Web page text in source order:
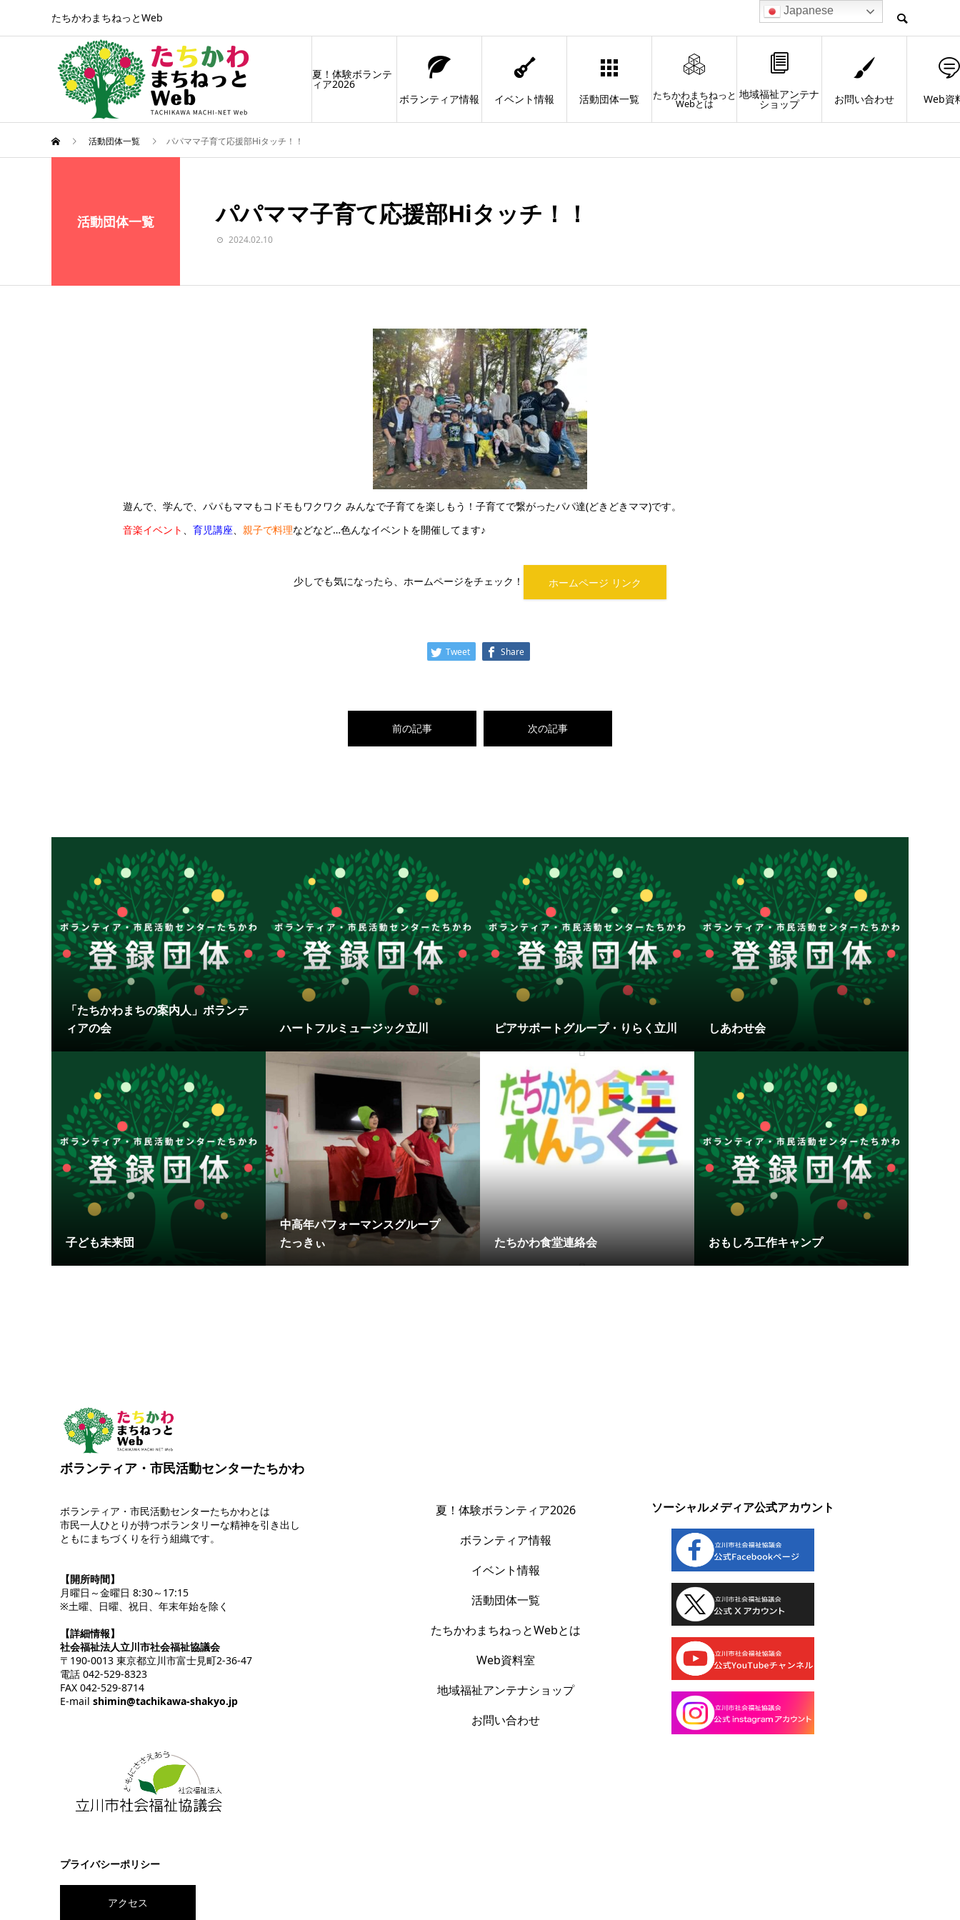
たちかわまちねっとWeb
夏！体験ボランテ
ィア2026
ボランティア情報
イベント情報 活動団体一覧 たちかわまちねっと
Webとは
地域福祉アンテナ
ショップ お問い合わせ Web資
活動団体一覧 パパママ子育て応援部Hiタッチ！！
活動団体一覧 パパママ子育て応援部Hiタッチ！！
2024.02.10
遊んで、学んで、パパもママもコドモもワクワク みんなで子育てを楽しもう！子育てで繋がったパパ達(どきどきママ)です。
音楽イベント 、 育児講座、 親子で料理などなど…色んなイベントを開催してます♪
少しでも気になったら、ホームページをチェック！ ホームページ リンク
Tweet Share
前の記事 次の記事
「たちかわまちの案内人」ボランテ
ィアの会
ハートフルミュージック立川 ピアサポートグループ・りらく立川 しあわせ会
子ども未来団
中高年パフォーマンスグループ
たっきぃ
たちかわ食堂連絡会 おもしろ工作キャンプ
ボランティア・市民活動センターたちかわ
ボランティア・市民活動センターたちかわとは
市民一人ひとりが持つボランタリーな精神を引き出し
ともにまちづくりを行う組織です。
【開所時間】
月曜日～金曜日 8:30～17:15
※土曜、日曜、祝日、年末年始を除く
【詳細情報】
社会福祉法人立川市社会福祉協議会
〒190-0013 東京都立川市富士見町2-36-47
電話 042-529-8323
FAX 042-529-8714
E-mail shimin@tachikawa-shakyo.jp
プライバシーポリシー
アクセス
夏！体験ボランティア2026
ボランティア情報
イベント情報
活動団体一覧
たちかわまちねっとWebとは
Web資料室
地域福祉アンテナショップ
お問い合わせ
ソーシャルメディア公式アカウント
Japanese